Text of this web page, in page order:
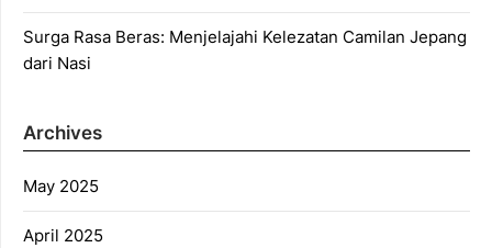
Surga Rasa Beras: Menjelajahi Kelezatan Camilan Jepang
dari Nasi
Archives
May 2025
April 2025